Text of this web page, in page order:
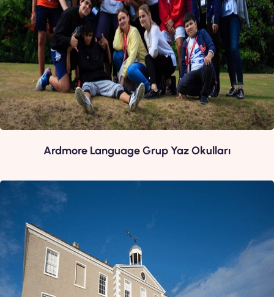
Ardmore Language Grup Yaz Okulları